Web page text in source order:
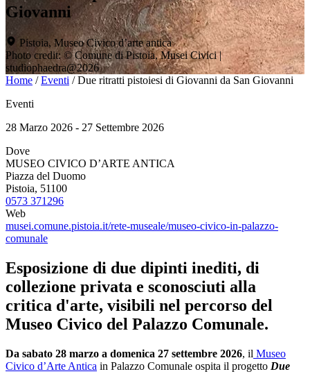
Giovanni
Pistoia, Museo Civico d’arte antica
Photo credit: © Comune di Pistoia, Musei Civici |
studiophaedra@2026
Home /Eventi /Due ritratti pistoiesi di Giovanni da San Giovanni
Eventi
28 Marzo 2026 - 27 Settembre 2026
Dove
MUSEO CIVICO D’ARTE ANTICA
Piazza del Duomo
Pistoia, 51100
0573 371296
Web
musei.comune.pistoia.it/rete-museale/museo-civico-in-palazzo-
comunale
Esposizione di due dipinti inediti, di
collezione privata e sconosciuti alla
critica d'arte, visibili nel percorso del
Museo Civico del Palazzo Comunale.
Da sabato 28 marzo a domenica 27 settembre 2026, il Museo
Civico d’Arte Antica in Palazzo Comunale ospita il progetto Due